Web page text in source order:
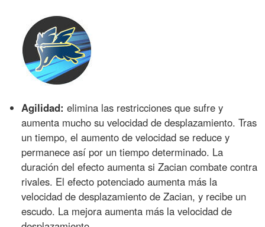
Agilidad: elimina las restricciones que sufre y
aumenta mucho su velocidad de desplazamiento. Tras
un tiempo, el aumento de velocidad se reduce y
permanece así por un tiempo determinado. La
duración del efecto aumenta si Zacian combate contra
rivales. El efecto potenciado aumenta más la
velocidad de desplazamiento de Zacian, y recibe un
escudo. La mejora aumenta más la velocidad de